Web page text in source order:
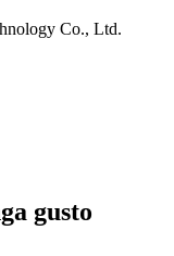
Co., Ltd.
gusto